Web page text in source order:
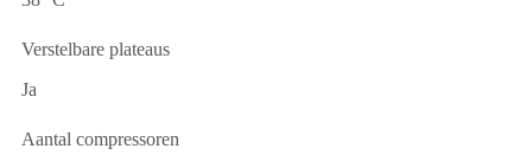
Verstelbare plateaus
Ja
Aantal compressoren